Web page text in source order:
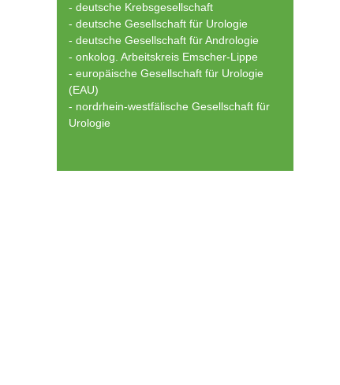
- deutsche Krebsgesellschaft
- deutsche Gesellschaft für Urologie
- deutsche Gesellschaft für Andrologie
- onkolog. Arbeitskreis Emscher-Lippe
- europäische Gesellschaft für Urologie
(EAU)
- nordrhein-westfälische Gesellschaft für
Urologie